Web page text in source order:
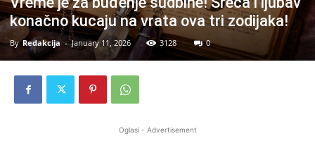
konačno kucaju na vrata ova tri zodijaka!
By Redakcija - January 11, 2026 3128 0
Oglasi - Advertisement